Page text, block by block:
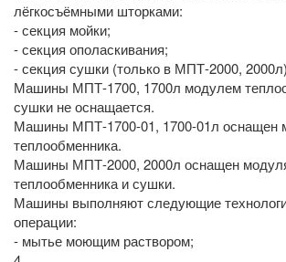
лёгкосъёмными шторками:
- секция мойки;
- секция ополаскивания;
- секция сушки (только в МПТ-2000,
Машины МПТ-1700, 1700л модулем
сушки не оснащается.
Машины МПТ-1700-01, 1700-01л оснащен
теплообменника.
Машины МПТ-2000, 2000л оснащен
теплообменника и сушки.
Машины выполняют следующие
операции:
- мытье моющим раствором;